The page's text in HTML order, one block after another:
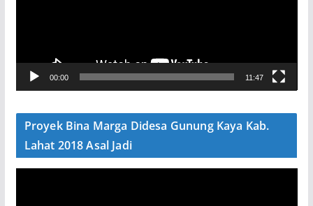
V
e
00:00 11:47
Proyek Bina Marga Didesa Gunung Kaya Kab.
Lahat 2018 Asal Jadi